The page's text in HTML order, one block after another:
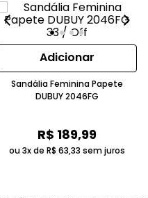
Adicionar
Sandália Feminina Papete
DUBUY 2046FG
R$ 189,99
ou 3x de R$ 63,33 sem juros